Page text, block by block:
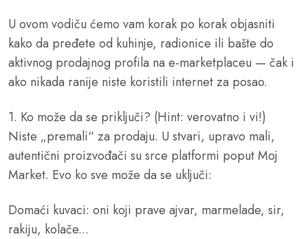
U ovom vodiču ćemo vam korak po korak objasniti
kako da pređete od kuhinje, radionice ili bašte do
aktivnog prodajnog profila na e-marketplaceu — čak i
ako nikada ranije niste koristili internet za posao.
1. Ko može da se priključi? (Hint: verovatno i vi!)
Niste „premali“ za prodaju. U stvari, upravo mali,
autentični proizvođači su srce platformi poput Moj
Market. Evo ko sve može da se uključi:
Domaći kuvaci: oni koji prave ajvar, marmelade, sir,
rakiju, kolače...